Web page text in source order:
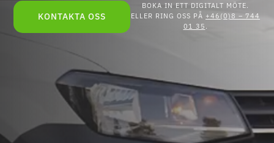
KONTAKTA OSS
BOKA IN ETT DIGITALT MÖTE.
ELLER RING OSS PÅ +46(0)8 – 744
01 35 .